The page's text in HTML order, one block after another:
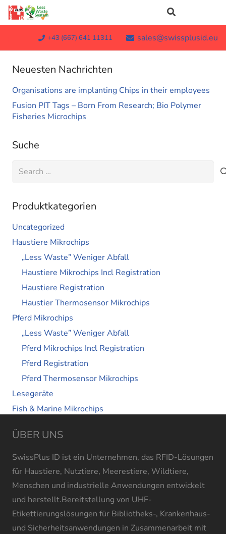
+43 (667) 641 11311 sales@swissplusid.eu
Neuesten Nachrichten
Organisations are implanting Chips in their employees
Fusion PIT Tags – Born From Research; Bio Polymer
Fisheries Microchips
Suche
Search
Produktkategorien
Uncategorized
Haustiere Mikrochips
„Less Waste” Weniger Abfall
Haustiere Mikrochips Incl Registration
Haustiere Registration
Haustier Thermosensor Mikrochips
Pferd Mikrochips
„Less Waste” Weniger Abfall
Pferd Mikrochips Incl Registration
Pferd Registration
Pferd Thermosensor Mikrochips
Lesegeräte
Fish & Marine Mikrochips
ÜBER UNS
SwissPlus ID ist ein Unternehmen, das RFID-Lösungen
für Haustiere, Nutztiere, Meerestiere, Wildtiere,
Menschen und industrielle Anwendungen entwickelt
und herstellt.Bereitstellung von UHF-
Etikettierungslösungen für Bibliotheks-, Krankenhaus-
und Sicherheitsanwendungen in Zusammenarbeit mit